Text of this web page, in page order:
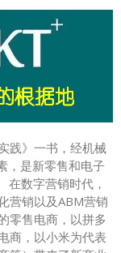
践》一书，经机械
，是新零售和电子
在数字营销时代，
营销以及ABM营销
零售电商，以拼多
商，以小米为代表